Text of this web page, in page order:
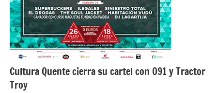
Cultura Quente cierra su cartel con 091 y Tractor
Troy